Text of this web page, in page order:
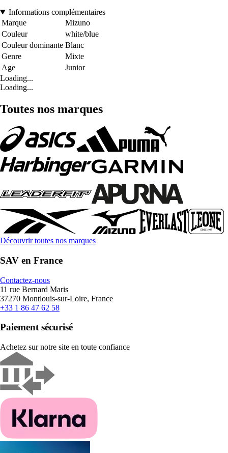
Informations complémentaires
Marque
Mizuno
Couleur
white/blue
Couleur dominante Blanc
Genre
Mixte
Age
Junior
Loading...
Loading...
Toutes nos marques
Découvrir toutes nos marques
SAV en France
Contactez-nous
11 rue Bernard Maris
37270 Montlouis-sur-Loire, France
+33 1 86 47 62 58
Paiement sécurisé
Achetez sur notre site en toute confiance